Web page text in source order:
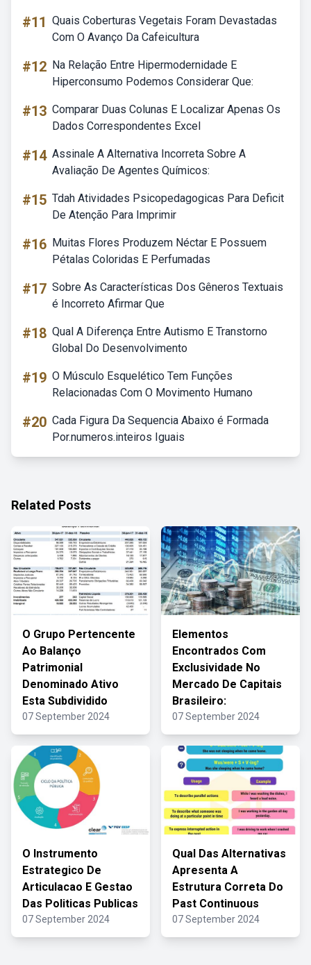
#11 Quais Coberturas Vegetais Foram Devastadas
Com O Avanço Da Cafeicultura
#12 Na Relação Entre Hipermodernidade E
Hiperconsumo Podemos Considerar Que:
#13 Comparar Duas Colunas E Localizar Apenas Os
Dados Correspondentes Excel
#14 Assinale A Alternativa Incorreta Sobre A
Avaliação De Agentes Químicos:
#15 Tdah Atividades Psicopedagogicas Para Deficit
De Atenção Para Imprimir
#16 Muitas Flores Produzem Néctar E Possuem
Pétalas Coloridas E Perfumadas
#17 Sobre As Características Dos Gêneros Textuais
é Incorreto Afirmar Que
#18 Qual A Diferença Entre Autismo E Transtorno
Global Do Desenvolvimento
#19 O Músculo Esquelético Tem Funções
Relacionadas Com O Movimento Humano
#20 Cada Figura Da Sequencia Abaixo é Formada
Por.numeros.inteiros Iguais
Related Posts
O Grupo Pertencente
Ao Balanço
Patrimonial
Denominado Ativo
Esta Subdividido
07 September 2024
Elementos
Encontrados Com
Exclusividade No
Mercado De Capitais
Brasileiro:
07 September 2024
O Instrumento
Estrategico De
Articulacao E Gestao
Das Politicas Publicas
07 September 2024
Qual Das Alternativas
Apresenta A
Estrutura Correta Do
Past Continuous
07 September 2024